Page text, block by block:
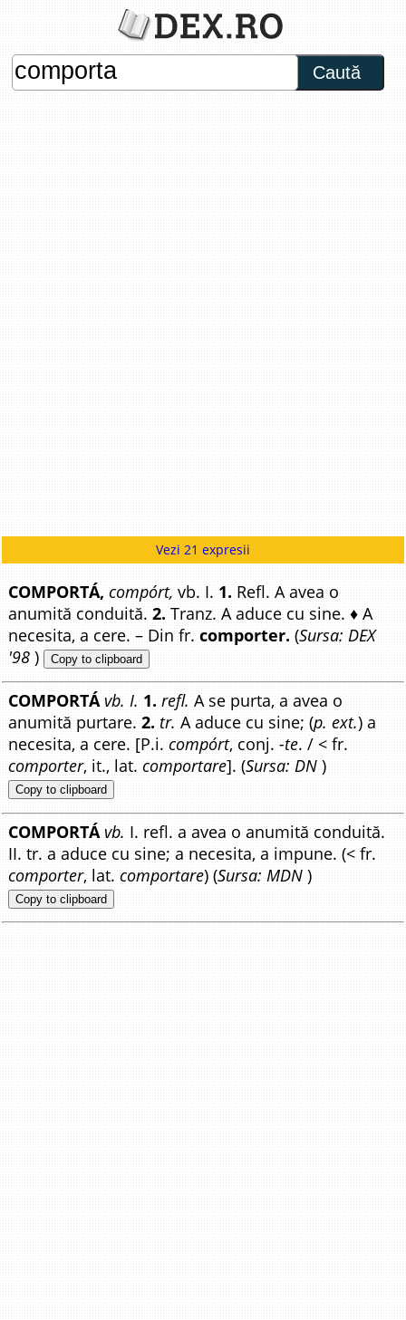
Caută
Vezi 21 expresii
COMPORTÁ, compórt, vb. I. 1. Refl. A avea o
anumită conduită.2. Tranz. A aduce cu sine. ♦ A
necesita, a cere. – Din fr.comporter. (Sursa: DEX
'98 ) Copy to clipboard
COMPORTÁ vb. I. 1. refl. A se purta, a avea o
anumită purtare.2. tr. A aduce cu sine; (p. ext.) a
necesita, a cere. [P.i.compórt, conj.-te. / < fr.
comporter, it., lat.comportare]. (Sursa: DN )
Copy to clipboard
COMPORTÁ vb. I. refl. a avea o anumită conduită.
II. tr. a aduce cu sine; a necesita, a impune. (< fr.
comporter, lat.comportare) (Sursa: MDN )
Copy to clipboard